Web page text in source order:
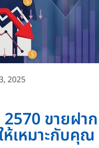
2025
ขายฝาก
เหมาะกับคุณ